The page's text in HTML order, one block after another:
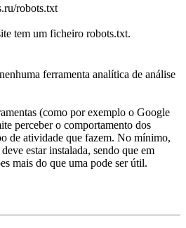
robots.txt
tem um ficheiro robots.txt.
ferramenta analítica de análise
(como por exemplo o Google
perceber o comportamento dos
de atividade que fazem. No mínimo,
estar instalada, sendo que em
mais do que uma pode ser útil.